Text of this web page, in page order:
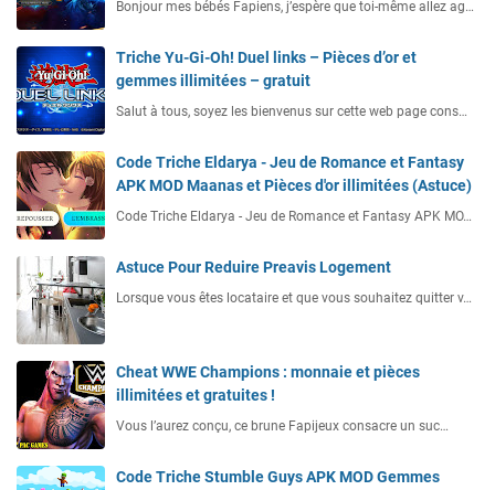
Bonjour mes bébés Fapiens, j’espère que toi-même allez ag…
Triche Yu-Gi-Oh! Duel links – Pièces d’or et
gemmes illimitées – gratuit
Salut à tous, soyez les bienvenus sur cette web page cons…
Code Triche Eldarya - Jeu de Romance et Fantasy
APK MOD Maanas et Pièces d'or illimitées (Astuce)
Code Triche Eldarya - Jeu de Romance et Fantasy APK MO…
Astuce Pour Reduire Preavis Logement
Lorsque vous êtes locataire et que vous souhaitez quitter v…
Cheat WWE Champions : monnaie et pièces
illimitées et gratuites !
Vous l’aurez conçu, ce brune Fapijeux consacre un suc…
Code Triche Stumble Guys APK MOD Gemmes